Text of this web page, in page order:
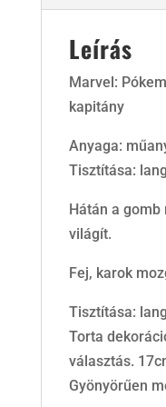
Leírás
Marvel:
kapitány
Anyaga:
Tisztítása:
Hátán a
világít.
Fej, karok
Tisztítása:
Torta
választás.
Gyönyörűen